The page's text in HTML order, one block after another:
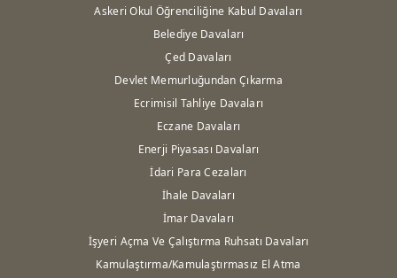
Askeri Okul Öğrenciliğine Kabul Davaları
Belediye Davaları
Çed Davaları
Devlet Memurluğundan Çıkarma
Ecrimisil Tahliye Davaları
Eczane Davaları
Enerji Piyasası Davaları
İdari Para Cezaları
İhale Davaları
İmar Davaları
İşyeri Açma Ve Çalıştırma Ruhsatı Davaları
Kamulaştırma/Kamulaştırmasız El Atma